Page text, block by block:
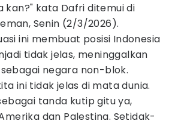
kan?" kata Dafri ditemui di
Senin (2/3/2026).
ini membuat posisi Indonesia
tidak jelas, meninggalkan
negara non-blok.
ini tidak jelas di mata dunia.
tanda kutip gitu ya,
dan Palestina. Setidak-